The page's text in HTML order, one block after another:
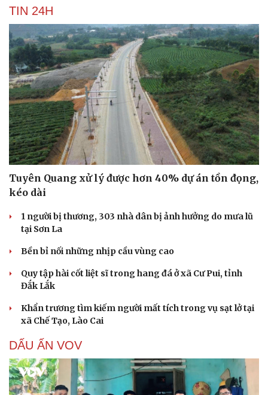
Cải chính
TIN 24H
Tuyên Quang xử lý được hơn 40% dự án tồn đọng,
kéo dài
1 người bị thương, 303 nhà dân bị ảnh hưởng do mưa lũ
tại Sơn La
Bền bỉ nối những nhịp cầu vùng cao
Quy tập hài cốt liệt sĩ trong hang đá ở xã Cư Pui, tỉnh
Đắk Lắk
Khẩn trương tìm kiếm người mất tích trong vụ sạt lở tại
xã Chế Tạo, Lào Cai
DẤU ẤN VOV